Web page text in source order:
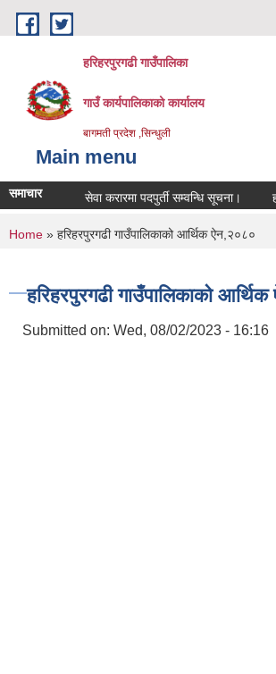
Skip to main content
हरिहरपुरगढी गाउँपालिका
गाउँ कार्यपालिकाको कार्यालय
बागमती प्रदेश ,सिन्धुली
Main menu
समाचार सेवा करारमा पदपुर्ती सम्वन्धि सूचना।
You are here
Home » हरिहरपुरगढी गाउँपालिकाको आर्थिक ऐन,२०८०
हरिहरपुरगढी गाउँपालिकाको
Submitted on: Wed, 08/02/2023 - 16:16